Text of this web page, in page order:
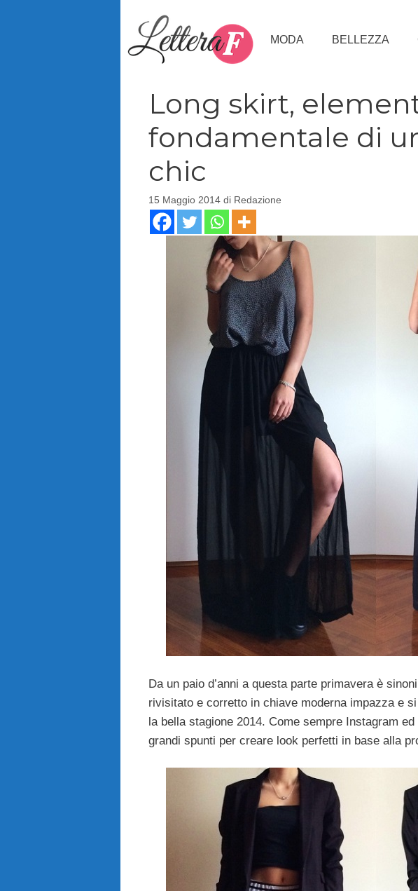
MODA BELLEZZA
Long skirt,
fondamentale di
chic
15 Maggio 2014 di Redazione
Da un paio d’anni a questa parte primavera è
rivisitato e corretto in chiave moderna impazza e
la bella stagione 2014. Come sempre Instagram
grandi spunti per creare look perfetti in base alla